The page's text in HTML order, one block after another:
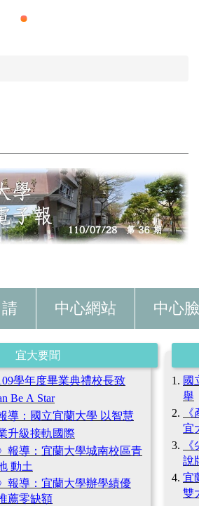
中心網站 中心
宜大要聞
學年度畢業典禮校長致
Be A Star
導：國立宜蘭大學 以智慧
升級接軌國際
報導：宜蘭大學城南校區青
動土
報導：宜蘭大學辦學績優
薦零缺額
國
舉
《
宜
《
說
宜
雙